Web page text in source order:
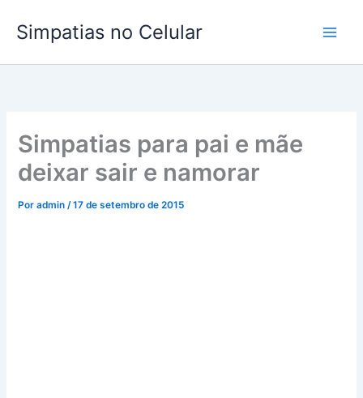
para
conteúdo
Simpatias no Celular
Simpatias para pai e mãe
deixar sair e namorar
Poradmin/17 de setembro de 2015